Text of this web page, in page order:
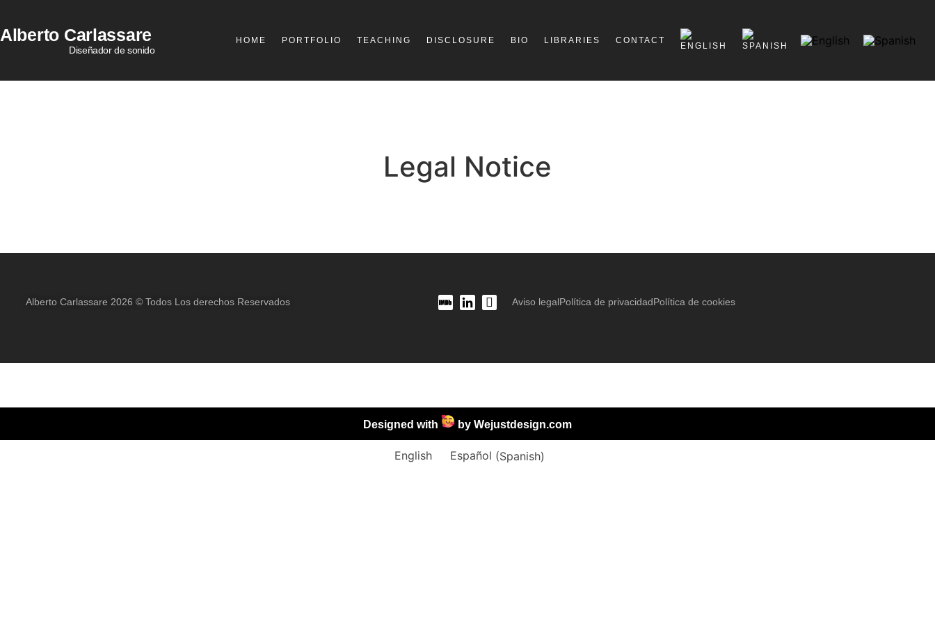
Alberto Carlassare
Diseñador de sonido
HOME PORTFOLIO TEACHING DISCLOSURE BIO LIBRARIES CONTACT
Legal Notice
Alberto Carlassare 2026 © Todos Los derechos Reservados Aviso legalPolítica de privacidadPolítica de cookies
Designed with by Wejustdesign.com
English Español (Spanish)